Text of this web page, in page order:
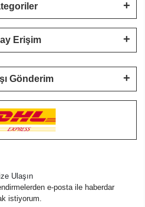
Erişim
Gönderim
Ulaşın
e-posta ile haberdar
istiyorum.